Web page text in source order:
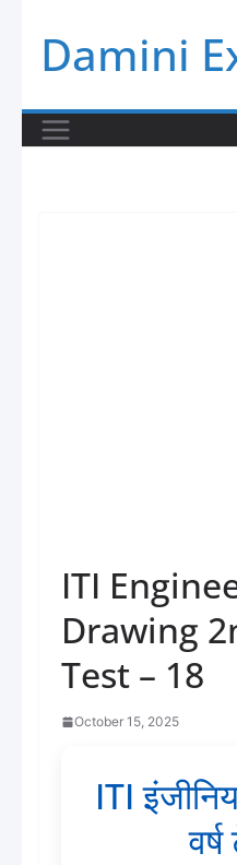
content
Damini
ITI
Drawing
Test – 18
October 15, 2025
ITI